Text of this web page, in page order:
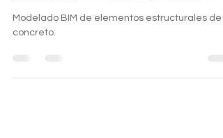
ELEMENTOS DE CONCRETO
Modelado BIM de elementos estructurales de